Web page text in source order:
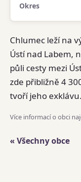
Okres
Chlumec leží na
Ústí nad Labem,
půli cesty mezi
zde přibližně 4
tvoří jeho exklávu.
Více informací o obci
« Všechny obce